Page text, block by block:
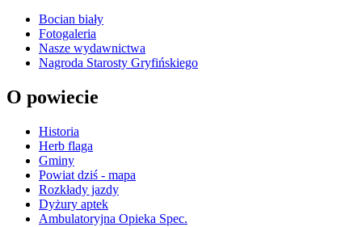
Bocian biały
Fotogaleria
Nasze wydawnictwa
Nagroda Starosty Gryfińskiego
O powiecie
Historia
Herb flaga
Gminy
Powiat dziś - mapa
Rozkłady jazdy
Dyżury aptek
Ambulatoryjna Opieka Spec.